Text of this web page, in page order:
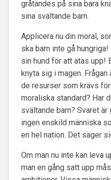
gråtandes på sina bara
sina svältande barn.
Applicera nu din moral,
ska barn inte gå
sin hund för att ätas upp!
knyta sig i magen. Frågan
de resurser som krävs
moraliska standard? Har
svältande barn? Svaret
ingen enskild människa
en hel nation. Det säger
Om man nu inte kan leva
man en gång satt upp